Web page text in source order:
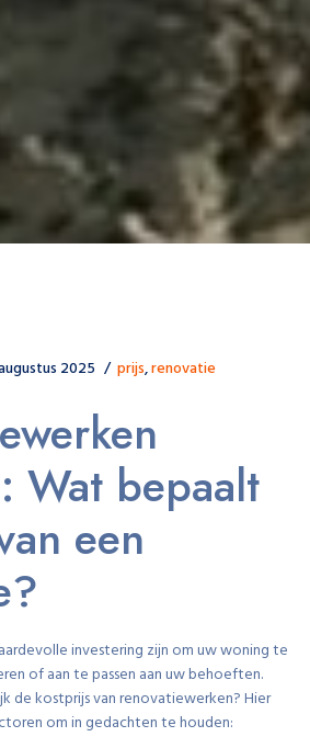
2025 prijs,renovatie
Wat bepaalt
een
investering zijn om uw woning te
of aan te passen aan uw behoeften.
de kostprijs van renovatiewerken? Hier
om in gedachten te houden: